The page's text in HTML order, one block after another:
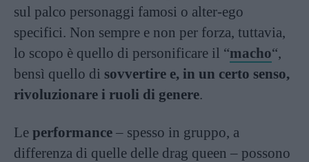
sul palco personaggi famosi o alter-ego
specifici. Non sempre e non per forza, tuttavia,
lo scopo è quello di personificare il “macho“,
bensì quello di sovvertire e, in un certo senso,
rivoluzionare i ruoli di genere.
Le performance – spesso in gruppo, a
differenza di quelle delle drag queen – possono